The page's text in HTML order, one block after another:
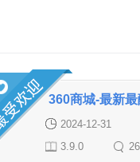
360商城-最新
能硬件购物平台
2024-12-31
3.9.0